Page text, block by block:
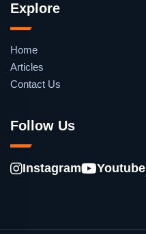
Explore
Home
Articles
Contact Us
Follow Us
Instagram Youtube